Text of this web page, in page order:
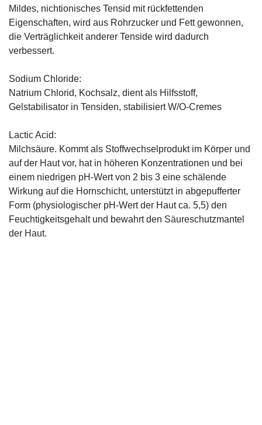
Mildes, nichtionisches Tensid mit rückfettenden
Eigenschaften, wird aus Rohrzucker und Fett gewonnen,
die Verträglichkeit anderer Tenside wird dadurch
verbessert.
Sodium Chloride:
Natrium Chlorid, Kochsalz, dient als Hilfsstoff,
Gelstabilisator in Tensiden, stabilisiert W/O-Cremes
Lactic Acid:
Milchsäure. Kommt als Stoffwechselprodukt im Körper und
auf der Haut vor, hat in höheren Konzentrationen und bei
einem niedrigen pH-Wert von 2 bis 3 eine schälende
Wirkung auf die Hornschicht, unterstützt in abgepufferter
Form (physiologischer pH-Wert der Haut ca. 5,5) den
Feuchtigkeitsgehalt und bewahrt den Säureschutzmantel
der Haut.